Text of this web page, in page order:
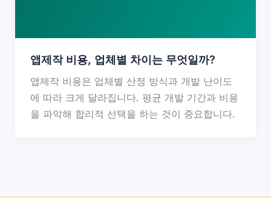
앱제작 비용, 업체별 차이는 무엇일까?
앱제작 비용은 업체별 산정 방식과 개발 난이도
에 따라 크게 달라집니다. 평균 개발 기간과 비용
을 파악해 합리적 선택을 하는 것이 중요합니다.